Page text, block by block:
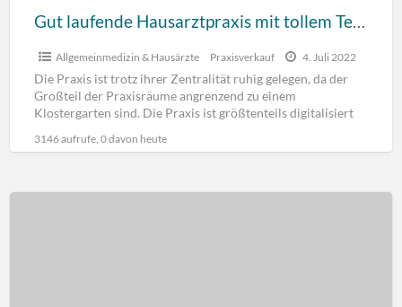
Gut laufende Hausarztpraxis mit tollem Team und netten Patienten
Allgemeinmedizin & Hausärzte Praxisverkauf 4. Juli 2022
Die Praxis ist trotz ihrer Zentralität ruhig gelegen, da der
Großteil der Praxisräume angrenzend zu einem
Klostergarten sind. Die Praxis ist größtenteils digitalisiert
3146 aufrufe, 0 davon heute